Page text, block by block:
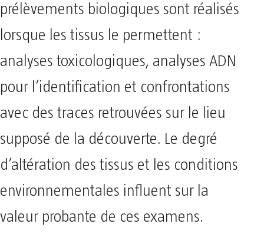
prélèvements biologiques sont réalisés
lorsque les tissus le permettent :
analyses toxicologiques, analyses ADN
pour l’identification et confrontations
avec des traces retrouvées sur le lieu
supposé de la découverte. Le degré
d’altération des tissus et les conditions
environnementales influent sur la
valeur probante de ces examens.